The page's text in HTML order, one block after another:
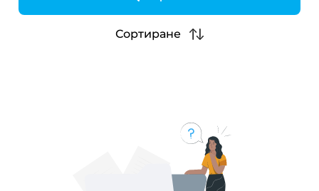
h
Сортиране